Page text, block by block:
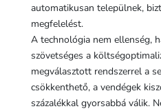
automatikusan települnek,
megfelelést.
A technológia nem ellenség,
szövetséges a
megválasztott rendszerrel a
csökkenthető, a vendégek
százalékkal gyorsabbá válik.